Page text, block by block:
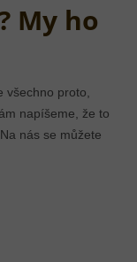
My ho
všechno proto,
napíšeme, že to
nás se můžete